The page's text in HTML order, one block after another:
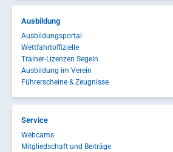
Ausbildung
Ausbildungsportal
Wettfahrtoffizielle
Trainer-Lizenzen Segeln
Ausbildung im Verein
Führerscheine & Zeugnisse
Service
Webcams
Mitgliedschaft und Beiträge